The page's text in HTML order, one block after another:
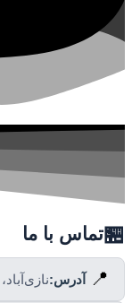
🏪تماس با ما
📍 آدرس: